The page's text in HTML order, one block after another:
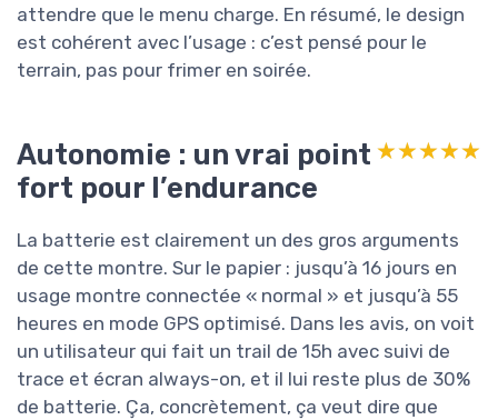
attendre que le menu charge. En résumé, le design
est cohérent avec l’usage : c’est pensé pour le
terrain, pas pour frimer en soirée.
Autonomie : un vrai point
fort pour l’endurance
★★★★★
★★★★★
La batterie est clairement un des gros arguments
de cette montre. Sur le papier : jusqu’à 16 jours en
usage montre connectée « normal » et jusqu’à 55
heures en mode GPS optimisé. Dans les avis, on voit
un utilisateur qui fait un trail de 15h avec suivi de
trace et écran always-on, et il lui reste plus de 30%
de batterie. Ça, concrètement, ça veut dire que